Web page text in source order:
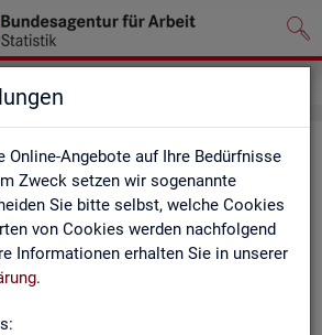
Online-Angebote auf Ihre Bedürfnisse
Zweck setzen wir sogenannte
Sie bitte selbst, welche Cookies
von Cookies werden nachfolgend
Informationen erhalten Sie in unserer
.
Ser­vice
bie­tet ein brei­tes An­ge­bot an Pro­duk­ten
(nachBe­darf). Haben Sie Fra­gen,
oder möch­ten uns ein Feed­
geben, dann schau­en Sie auf den